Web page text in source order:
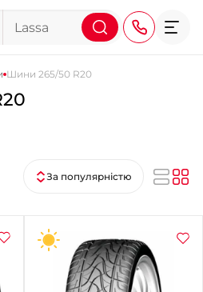
+38 (095) 276-44-44
+38 (067) 911-14-14
- на Щепкіна
+38 (098) 911-911-0
- на Тополі
Шини 265/50 R20
За популярністю